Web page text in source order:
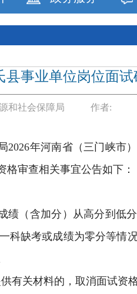
事业单位岗位面
和社会保障局 作者:
2026年河南省（三门峡市
审查相关事宜公告如下：
绩（含加分）从高分到低
科缺考或成绩为零分等情
有关材料的，取消面试资